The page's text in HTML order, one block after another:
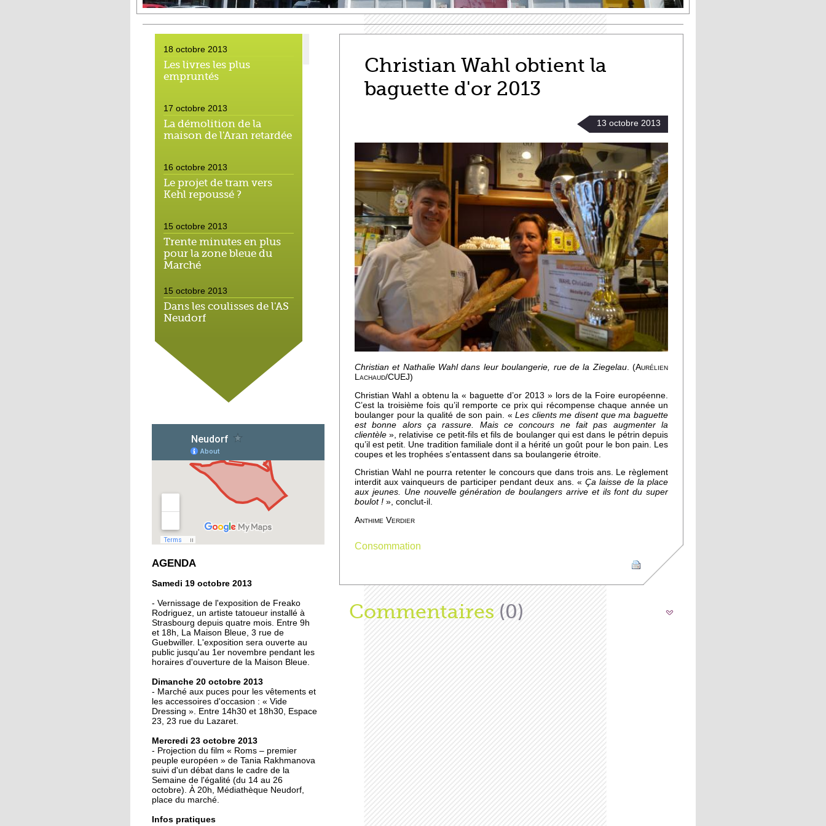
18 octobre 2013
Les livres les plus
empruntés
17 octobre 2013
La démolition de la
maison de l'Aran retardée
16 octobre 2013
Le projet de tram vers
Kehl repoussé ?
15 octobre 2013
Trente minutes en plus
pour la zone bleue du
Marché
15 octobre 2013
Dans les coulisses de l'AS
Neudorf
15 octobre 2013
Place du marché : les
vieux vélos roulent
clichés
14 octobre 2013
Tapis rouge sous ciel gris
14 octobre 2013
Football : l'AS Neudorf
crée la surprise en Coupe
Christian Wahl obtient la
baguette d'or 2013
11 octobre 2013
la tête de la grande
mosquée
11 octobre 2013
500 roses offertes aux
Neudorfois
11 octobre 2013
Les cycles éphémères
authentique
AGENDA
Samedi 19 octobre 2013
- Vernissage de l'exposition de Freako
Rodriguez, un artiste tatoueur installé à
Strasbourg depuis quatre mois. Entre 9h
et 18h, La Maison Bleue, 3 rue de
Guebwiller. L'exposition sera ouverte au
public jusqu'au 1er novembre pendant les
horaires d'ouverture de la Maison Bleue.
Dimanche 20 octobre 2013
- Marché aux puces pour les vêtements et
les accessoires d'occasion : « Vide
Dressing ». Entre 14h30 et 18h30, Espace
23, 23 rue du Lazaret.
Mercredi 23 octobre 2013
- Projection du film « Roms – premier
peuple européen » de Tania Rakhmanova
suivi d'un débat dans le cadre de la
Semaine de l'égalité (du 14 au 26
octobre). À 20h, Médiathèque Neudorf,
place du marché.
Infos pratiques
Christian Wahl obtient la
baguette d'or 2013
13 octobre 2013
Christian et Nathalie Wahl dans leur boulangerie, rue de la Ziegelau.(Aurélien
Lachaud/CUEJ)
Christian Wahl a obtenu la « baguette d’or 2013 » lors de la Foire européenne.
C’est la troisième fois qu’il remporte ce prix qui récompense chaque année un
boulanger pour la qualité de son pain. «Les clients me disent que ma baguette
est bonne alors ça rassure. Mais ce concours ne fait pas augmenter la
clientèle », relativise ce petit-fils et fils de boulanger qui est dans le pétrin depuis
qu’il est petit. Une tradition familiale dont il a hérité un goût pour le bon pain. Les
coupes et les trophées s'entassent dans sa boulangerie étroite.
Christian Wahl ne pourra retenter le concours que dans trois ans. Le règlement
interdit aux vainqueurs de participer pendant deux ans. « Ça laisse de la place
aux jeunes. Une nouvelle génération de boulangers arrive et ils font du super
boulot ! », conclut-il.
Anthime Verdier
Consommation
Afficher
Commentaires(0)